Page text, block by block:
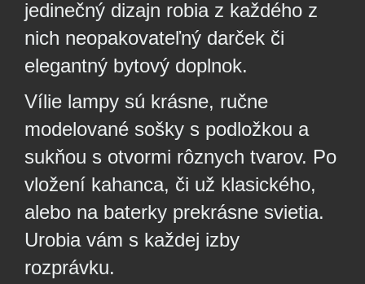
jedinečný dizajn robia z každého z
nich neopakovateľný darček či
elegantný bytový doplnok.
Vílie lampy sú krásne, ručne
modelované sošky s podložkou a
sukňou s otvormi rôznych tvarov. Po
vložení kahanca, či už klasického,
alebo na baterky prekrásne svietia.
Urobia vám s každej izby
rozprávku.